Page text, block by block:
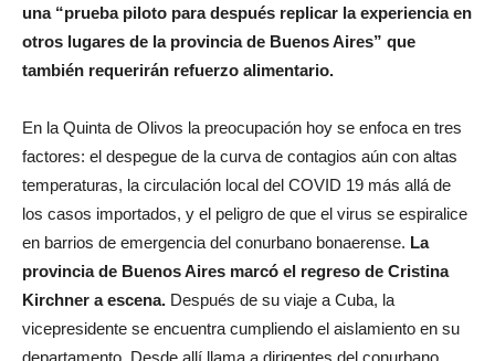
una “prueba piloto para después replicar la experiencia en
otros lugares de la provincia de Buenos Aires” que
también requerirán refuerzo alimentario.
En la Quinta de Olivos la preocupación hoy se enfoca en tres
factores: el despegue de la curva de contagios aún con altas
temperaturas, la circulación local del COVID 19 más allá de
los casos importados, y el peligro de que el virus se espiralice
en barrios de emergencia del conurbano bonaerense. La
provincia de Buenos Aires marcó el regreso de Cristina
Kirchner a escena. Después de su viaje a Cuba, la
vicepresidente se encuentra cumpliendo el aislamiento en su
departamento. Desde allí llama a dirigentes del conurbano